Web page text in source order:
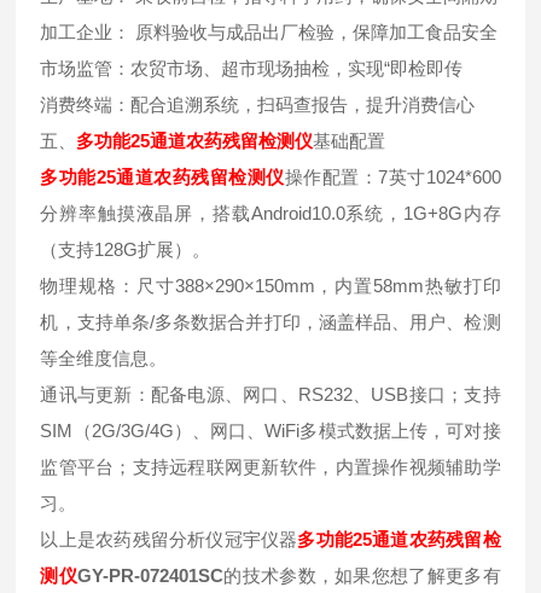
加工企业： 原料验收与成品出厂检验，保障加工食品安全
市场监管：农贸市场、超市现场抽检，实现“即检即传
消费终端：配合追溯系统，扫码查报告，提升消费信心
五、 多功能25通道农药残留检测仪基础配置
多功能25通道农药残留检测仪操作配置：7英寸1024*600
分辨率触摸液晶屏，搭载Android10.0系统，1G+8G内存
（支持128G扩展）。
物理规格：尺寸388×290×150mm，内置58mm热敏打印
机，支持单条/多条数据合并打印，涵盖样品、用户、检测
等全维度信息。
通讯与更新：配备电源、网口、RS232、USB接口；支持
SIM（2G/3G/4G）、网口、WiFi多模式数据上传，可对接
监管平台；支持远程联网更新软件，内置操作视频辅助学
习。
以上是农药残留分析仪冠宇仪器多功能25通道农药残留检
测仪GY-PR-072401SC的技术参数，如果您想了解更多有